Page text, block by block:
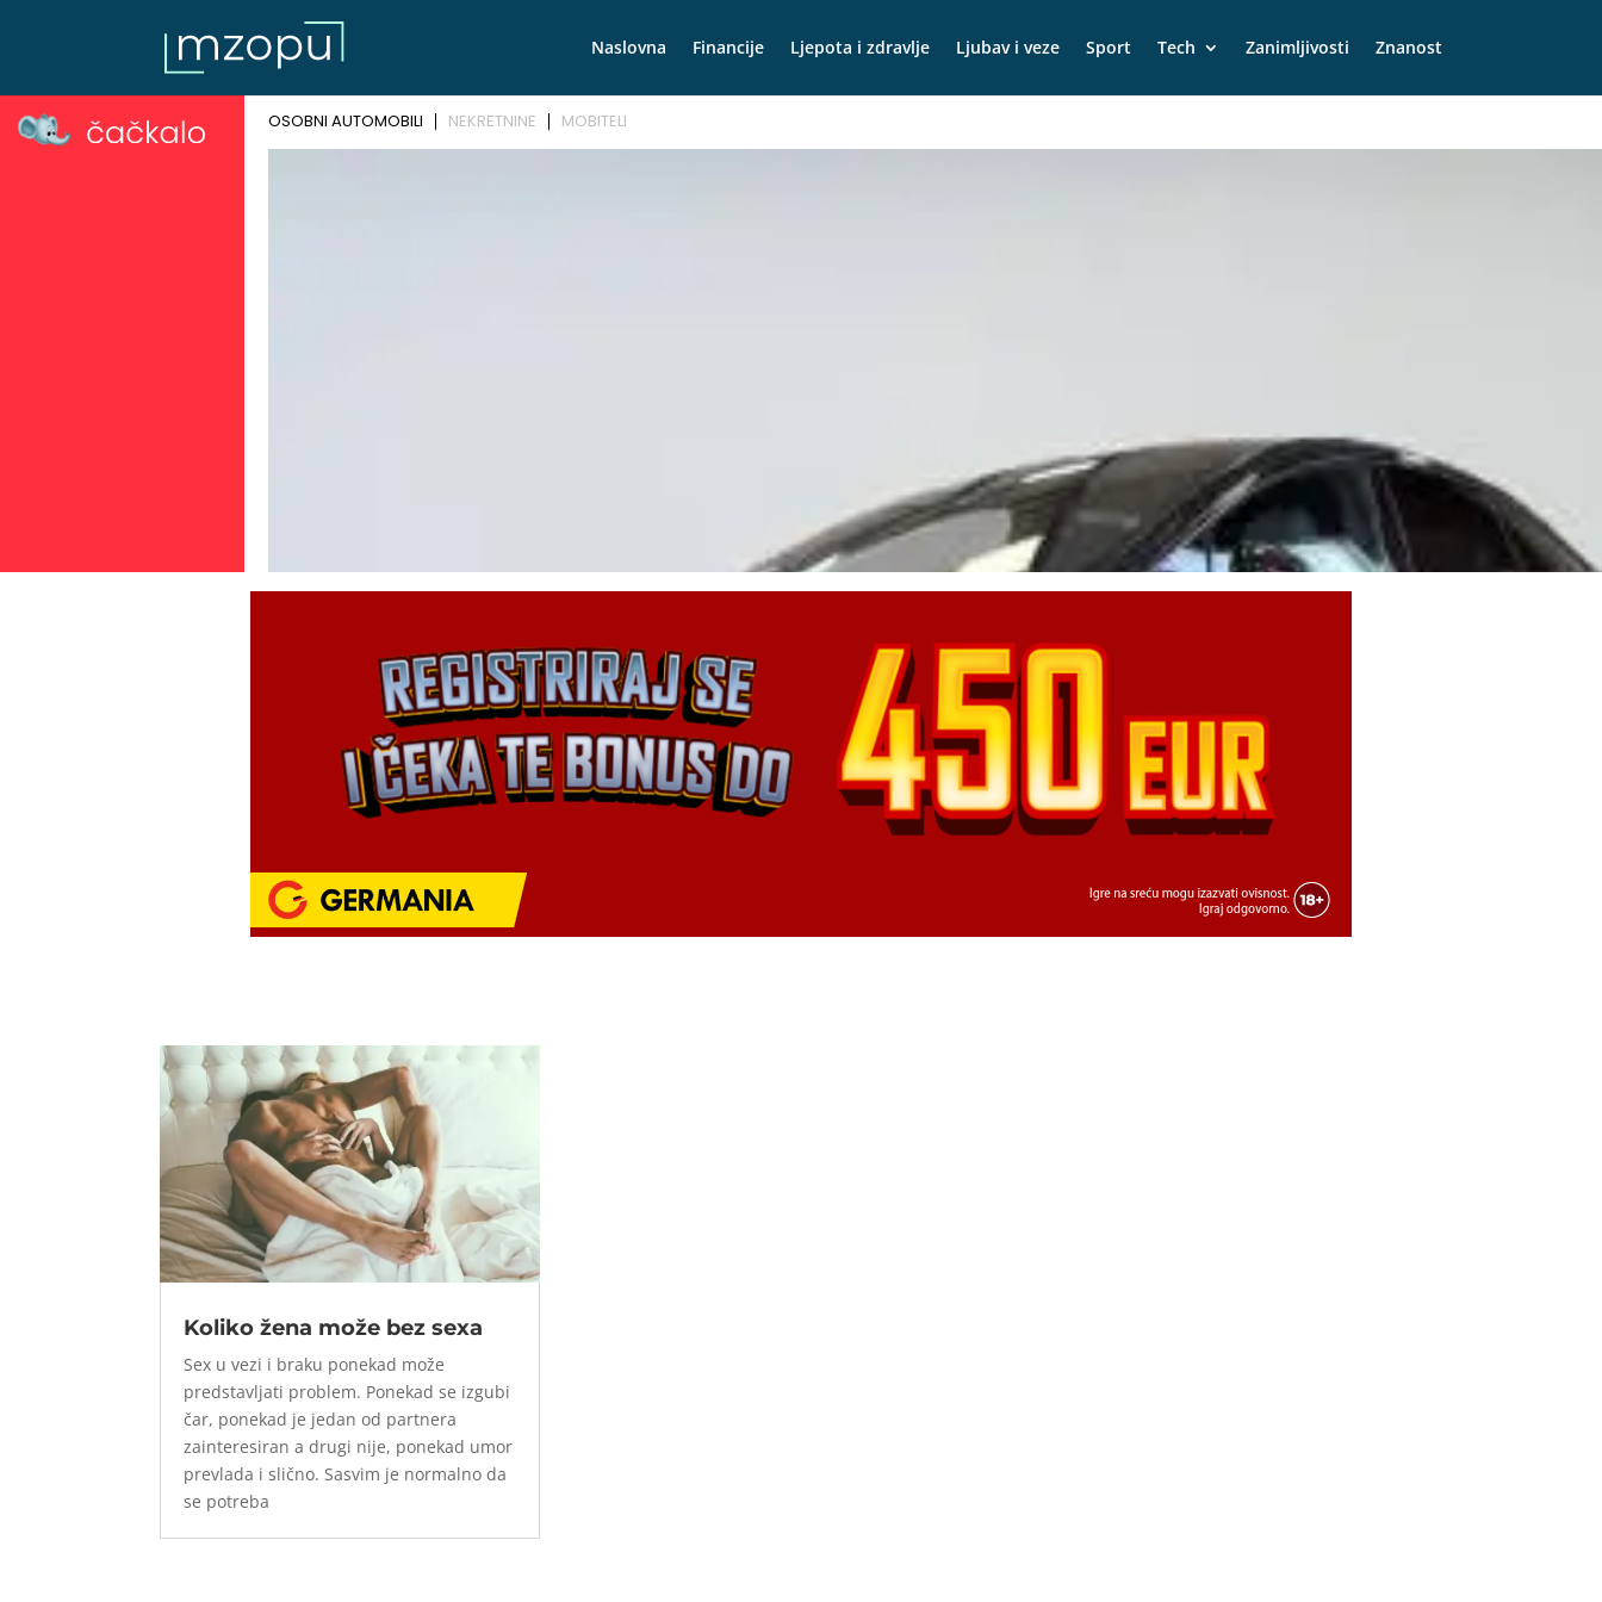
Naslovna Financije Ljepota i zdravlje Ljubav i veze Sport Tech Zanimljivosti Znanost
Koliko žena može bez sexa
Sex u vezi i braku ponekad može
predstavljati problem. Ponekad se izgubi
čar, ponekad je jedan od partnera
zainteresiran a drugi nije, ponekad umor
prevlada i slično. Sasvim je normalno da
se potreba